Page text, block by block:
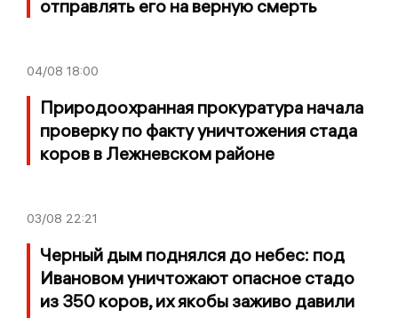
отправлять его на верную смерть
04/08 18:00
Природоохранная прокуратура начала
проверку по факту уничтожения стада
коров в Лежневском районе
03/08 22:21
Черный дым поднялся до небес: под
Ивановом уничтожают опасное стадо
из 350 коров, их якобы заживо давили